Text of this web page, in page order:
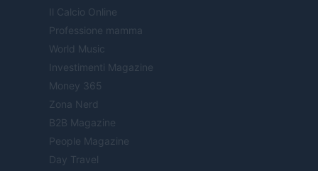
Il Calcio Online
Professione mamma
World Music
Investimenti Magazine
Money 365
Zona Nerd
B2B Magazine
People Magazine
Day Travel